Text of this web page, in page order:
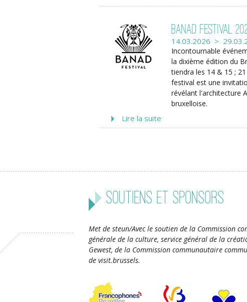
BANAD Festival
14.03.2026 >
Incontournable
la dixième édition du
tiendra les 14 & 15 ;
festival est une
révélant l'architecture
bruxelloise.
Lire la suite
Soutiens et sponsors
Met de steun/Avec le soutien de la Commission
générale de la culture, service général de la
Gewest, de la Commission communautaire
de visit.brussels.